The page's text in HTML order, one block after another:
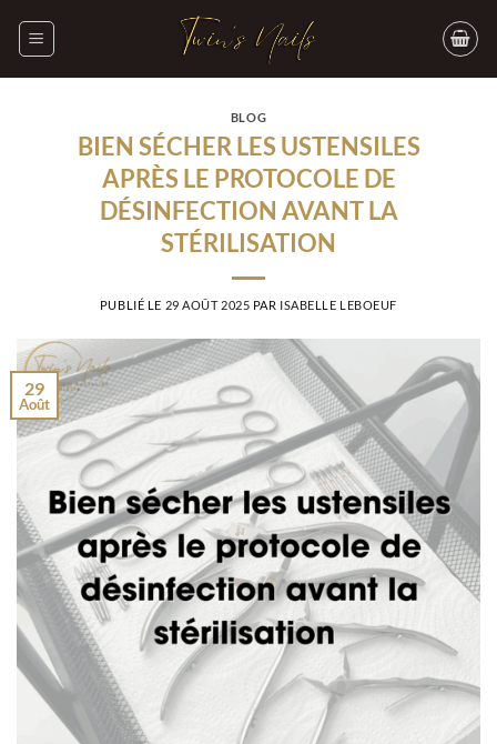
BLOG
BIEN SÉCHER LES USTENSILES
APRÈS LE PROTOCOLE DE
DÉSINFECTION AVANT LA
STÉRILISATION
PUBLIÉ LE 29 AOÛT 2025 PAR ISABELLE LEBOEUF
29
Août